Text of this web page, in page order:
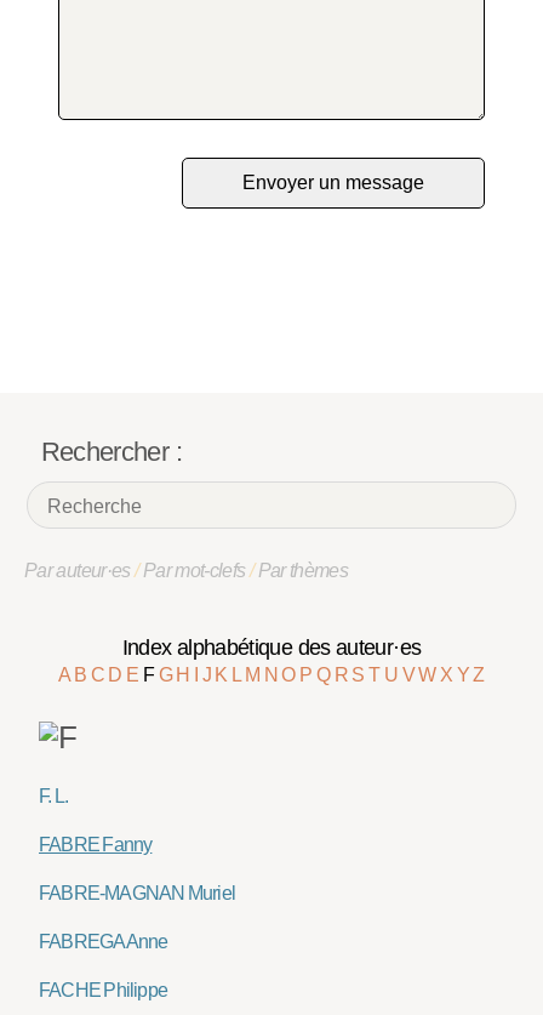
Rechercher :
Par auteur·es/Par mot-clefs/Par thèmes
Index alphabétique des auteur·es
A B C D E FG H J K L M NO P Q R ST U VW X YZ
F. L.
FABRE Fanny
FABRE-MAGNAN Muriel
FABREGA Anne
FACHE Philippe